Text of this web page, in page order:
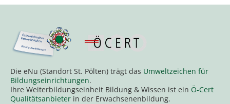
Die eNu (Standort St. Pölten) trägt das Umweltzeichen für
Bildungseinrichtungen.
Ihre Weiterbildungseinheit Bildung & Wissen ist ein Ö-Cert
Qualitätsanbieter in der Erwachsenenbildung.